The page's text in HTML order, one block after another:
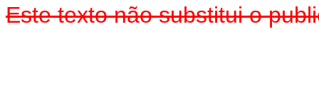
Este texto não substitui o